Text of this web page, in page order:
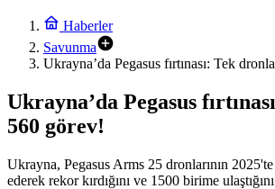
Haberler
Savunma
Ukrayna’da Pegasus fırtınası: Tek
Ukrayna’da Pegasus
560 görev!
Ukrayna, Pegasus Arms 25 dronlarının
ederek rekor kırdığını ve 1500 birime